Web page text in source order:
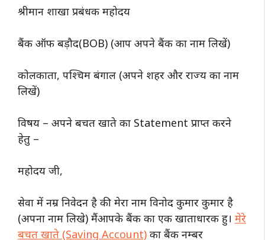
श्रीमान शाखा प्रबंधक महोदय
बैंक ऑफ बड़ौद(BOB) (आप अपने बैंक का नाम लिखें)
कोलकाता, पश्चिम बंगाल (अपने शहर और राज्य का नाम
लिखें)
विषय – अपने बचत खाते का Statement प्राप्त करने
हेतु –
महोदय जी,
सेवा में नम्र निवेदन है की मेरा नाम विनोद कुमार कुमार है
(अपना नाम लिखे) मैंआपके बैंक का एक खाताधारक हु। मेरे
बचत खाते (Saving Account) का बैंक नम्बर